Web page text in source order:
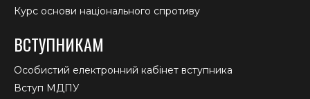
Курс основи національного спротиву
ВСТУПНИКАМ
Особистий електронний кабінет вступника
Вступ МДПУ